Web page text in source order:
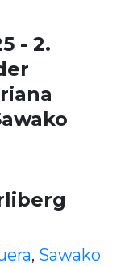
- 2.
, Sawako